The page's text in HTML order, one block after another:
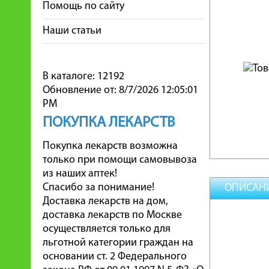
Помощь по сайту
Наши статьи
В каталоге: 12192
Обновление от: 8/7/2026 12:05:01
PM
ПОКУПКА ЛЕКАРСТВ
Покупка лекарств возможна
только при помощи самовывоза
из наших аптек!
Спасибо за понимание!
Доставка лекарств на дом,
доставка лекарств по Москве
осуществляется только для
льготной категории граждан на
основании ст. 2 Федерального